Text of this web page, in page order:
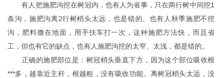
有人把施肥沟挖在树冠内，也有人为省事，只在两行树中间挖1
条沟，施肥沟离2行树梢头太远，也是错的。也有人秋季施肥不挖
沟，肥料撒在地面，用手扶车打一次，这种施肥方法快，而且省
工，但也有它的缺点，也有人施肥沟挖的太窄、太浅，都是错的。
正确的施肥部位是：树冠梢头垂直下方，因为这个部位吸收根
***多，越靠近主杆，根越粗，没有吸收功能。离树冠梢头太远，没